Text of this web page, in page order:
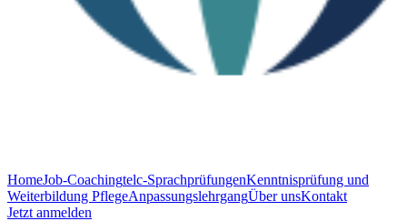
HomeJob-Coachingtelc-SprachprüfungenKenntnisprüfung und
Weiterbildung PflegeAnpassungslehrgangÜber unsKontakt
Jetzt anmelden